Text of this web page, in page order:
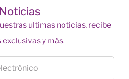
Noticias
ultimas noticias, recibe
y más.